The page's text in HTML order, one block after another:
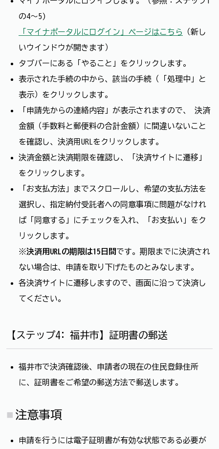
の4～5)
「マイナポータルにログイン」ページはこちら
（新し
いウインドウが開きます）
タブバーにある「やること」をクリックします。
表示された手続の中から、該当の手続（「処理中」と
表示）をクリックします。
「申請先からの連絡内容」が表示されますので、 決済
金額（手数料と郵便料の合計金額）に間違いないこと
を確認し、決済用URLをクリックします。
決済金額と決済期限を確認し、「決済サイトに遷移」
をクリックします。
「お支払方法」までスクロールし、希望の支払方法を
選択し、指定納付受託者への同意事項に問題がなけれ
ば「同意する」にチェックを入れ、「お支払い」をク
リックします。
※決済用URLの期限は15日間です。期限までに決済され
ない場合は、申請を取り下げたものとみなします。
各決済サイトに遷移しますので、画面に沿って決済し
てください。
【ステップ4: 福井市】証明書の郵送
福井市で決済確認後、申請者の現在の住民登録住所
に、証明書をご希望の郵送方法で郵送します。
注意事項
申請を行うには電子証明書が有効な状態である必要が